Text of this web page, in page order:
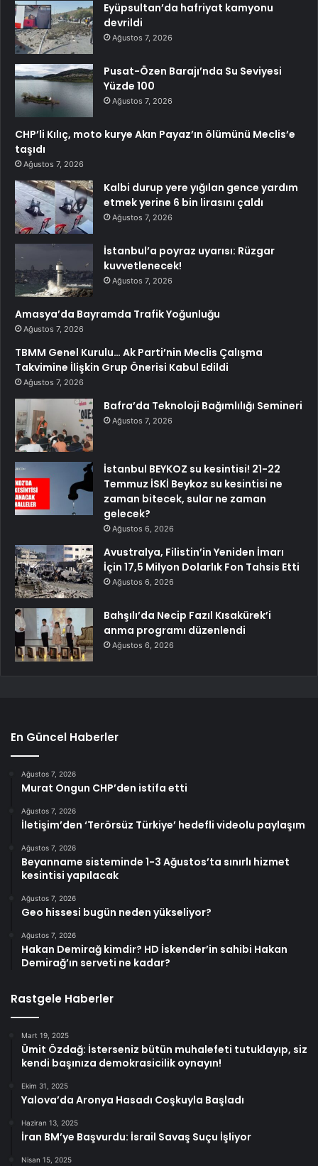
Eyüpsultan’da hafriyat kamyonu
devrildi
Ağustos 7, 2026
Pusat-Özen Barajı’nda Su Seviyesi
Yüzde 100
Ağustos 7, 2026
CHP’li Kılıç, moto kurye Akın Payaz’ın ölümünü Meclis’e
taşıdı
Ağustos 7, 2026
Kalbi durup yere yığılan gence yardım
etmek yerine 6 bin lirasını çaldı
Ağustos 7, 2026
İstanbul’a poyraz uyarısı: Rüzgar
kuvvetlenecek!
Ağustos 7, 2026
Amasya’da Bayramda Trafik Yoğunluğu
Ağustos 7, 2026
TBMM Genel Kurulu… Ak Parti’nin Meclis Çalışma
Takvimine İlişkin Grup Önerisi Kabul Edildi
Ağustos 7, 2026
Bafra’da Teknoloji Bağımlılığı Semineri
Ağustos 7, 2026
İstanbul BEYKOZ su kesintisi! 21-22
Temmuz İSKİ Beykoz su kesintisi ne
zaman bitecek, sular ne zaman
gelecek?
Ağustos 6, 2026
Avustralya, Filistin’in Yeniden İmarı
İçin 17,5 Milyon Dolarlık Fon Tahsis Etti
Ağustos 6, 2026
Bahşılı’da Necip Fazıl Kısakürek’i
anma programı düzenlendi
Ağustos 6, 2026
En Güncel Haberler
Ağustos 7, 2026
Murat Ongun CHP’den istifa etti
Ağustos 7, 2026
İletişim’den ‘Terörsüz Türkiye’ hedefli videolu paylaşım
Ağustos 7, 2026
Beyanname sisteminde 1-3 Ağustos’ta sınırlı hizmet
kesintisi yapılacak
Ağustos 7, 2026
Geo hissesi bugün neden yükseliyor?
Ağustos 7, 2026
Hakan Demirağ kimdir? HD İskender’in sahibi Hakan
Demirağ’ın serveti ne kadar?
Rastgele Haberler
Mart 19, 2025
Ümit Özdağ: İsterseniz bütün muhalefeti tutuklayıp, siz
kendi başınıza demokrasicilik oynayın!
Ekim 31, 2025
Yalova’da Aronya Hasadı Coşkuyla Başladı
Haziran 13, 2025
İran BM’ye Başvurdu: İsrail Savaş Suçu İşliyor
Nisan 15, 2025